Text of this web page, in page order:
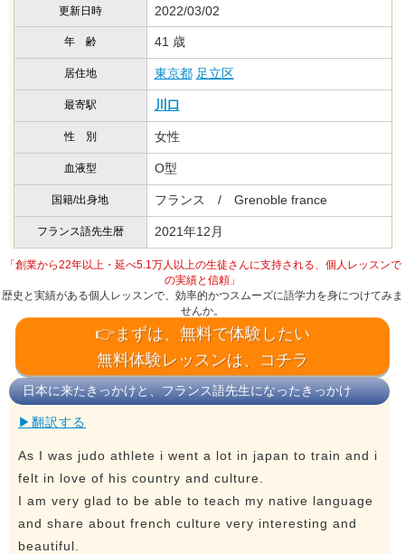
更新日時 2022/03/02
年 齢 41 歳
居住地 東京都 足立区
最寄駅 川口
性 別 女性
血液型 O型
国籍/出身地 フランス / Grenoble france
フランス語先生暦 2021年12月
「創業から22年以上・延べ5.1万人以上の生徒さんに支持される、個人レッスンで
の実績と信頼」
歴史と実績がある個人レッスンで、効率的かつスムーズに語学力を身につけてみま
せんか。
👉まずは、無料で体験したい
無料体験レッスンは、コチラ
日本に来たきっかけと、フランス語先生になったきっかけ
▶翻訳する
As I was judo athlete i went a lot in japan to train and i
felt in love of his country and culture.
I am very glad to be able to teach my native language
and share about french culture very interesting and
beautiful.